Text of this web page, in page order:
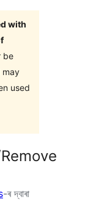
with
be
may
used
-ৰ দ্বাৰা